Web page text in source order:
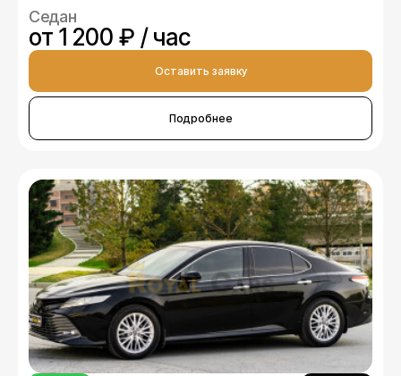
Седан
от 1 200 ₽ / час
Оставить заявку
Подробнее